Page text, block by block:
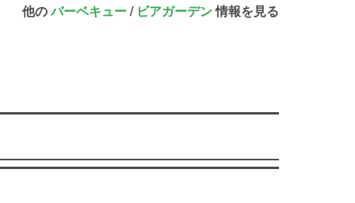
他のバーベキュー/ ビアガーデン情報を見る